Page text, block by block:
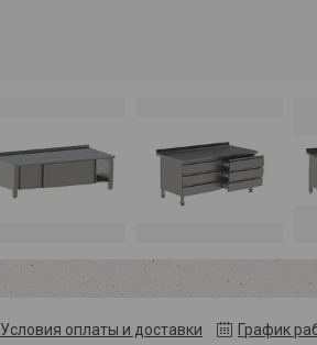
Условия оплаты и доставки График